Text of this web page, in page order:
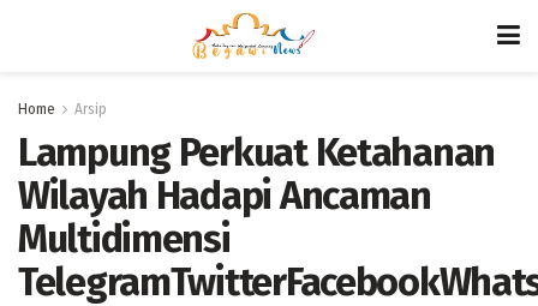
Home Arsip
Lampung Perkuat Ketahanan
Wilayah Hadapi Ancaman
Multidimensi